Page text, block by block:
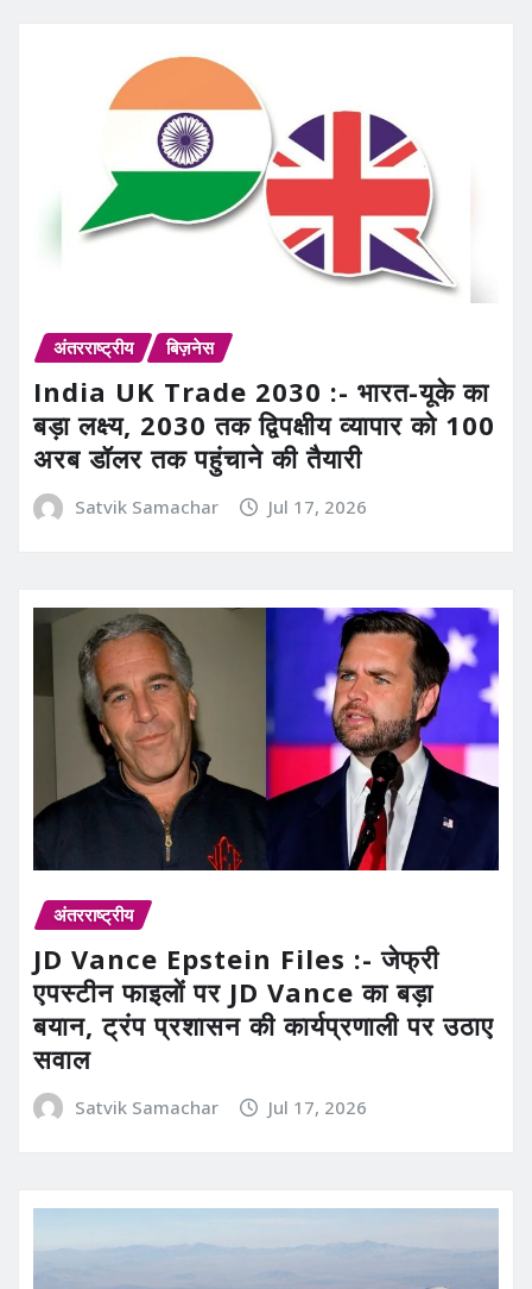
अंतरराष्ट्रीय बिज़नेस
India UK Trade 2030 :- भारत-यूके का
बड़ा लक्ष्य, 2030 तक द्विपक्षीय व्यापार को 100
अरब डॉलर तक पहुंचाने की तैयारी
Satvik Samachar Jul 17, 2026
अंतरराष्ट्रीय
JD Vance Epstein Files :- जेफ्री
एपस्टीन फाइलों पर JD Vance का बड़ा
बयान, ट्रंप प्रशासन की कार्यप्रणाली पर उठाए
सवाल
Satvik Samachar Jul 17, 2026